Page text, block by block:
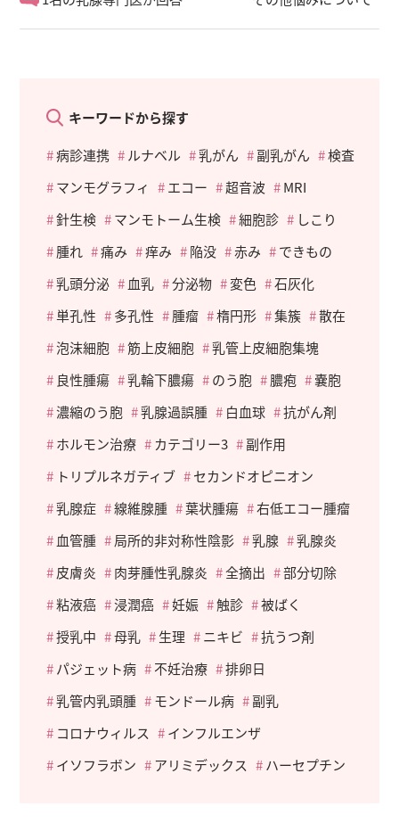
キーワードから探す
病診連携
ルナベル 乳がん 副乳がん
検査
マンモグラフィ
エコー 超音波
MRI
針生検
マンモトーム生検 細胞診
しこり
腫れ
痛み 痒み 陥没 赤み
できもの
乳頭分泌
血乳 分泌物 変色
石灰化
単孔性
多孔性 腫瘤 楕円形 集簇
散在
泡沫細胞
筋上皮細胞
乳管上皮細胞集塊
良性腫瘍
乳輪下膿瘍 のう胞 膿疱
嚢胞
濃縮のう胞
乳腺過誤腫 白血球
抗がん剤
ホルモン治療
カテゴリー3
副作用
トリプルネガティブ
セカンドオピニオン
乳腺症
線維腺腫 葉状腫瘍
右低エコー腫瘤
血管腫
局所的非対称性陰影 乳腺
乳腺炎
皮膚炎
肉芽腫性乳腺炎 全摘出
部分切除
粘液癌
浸潤癌 妊娠 触診
被ばく
授乳中
母乳 生理 ニキビ
抗うつ剤
パジェット病
不妊治療
排卵日
乳管内乳頭腫
モンドール病
副乳
コロナウィルス
インフルエンザ
イソフラボン
アリミデックス ハーセプチン